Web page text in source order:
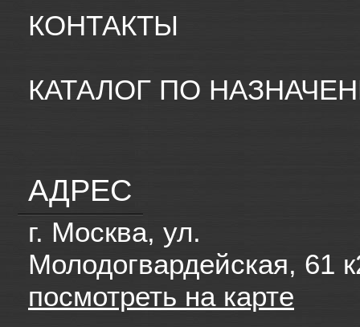
КОНТАКТЫ
КАТАЛОГ ПО
АДРЕС
г. Москва, ул.
Молодогвардейская, 61
посмотреть на карте